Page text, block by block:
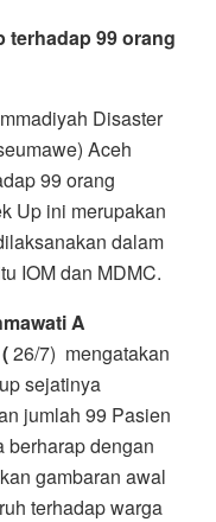
terhadap 99 orang
Disaster
Aceh
99 orang
Up ini merupakan
dalam
IOM dan MDMC.
A
(26/7) mengatakan
sejatinya
jumlah 99 Pasien
berharap dengan
gambaran awal
terhadap warga